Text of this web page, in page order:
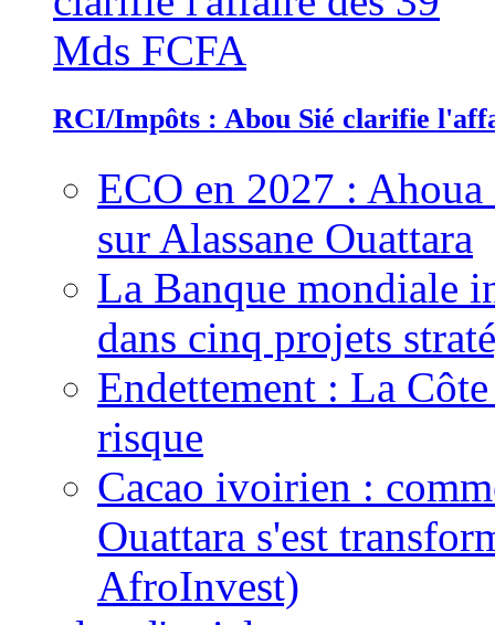
RCI/Impôts : Abou Sié clarifie
ECO en 2027 :
sur Alassane Ouattara
La Banque mondiale
dans cinq projets
Endettement : La
risque
Cacao ivoirien :
Ouattara s'est
AfroInvest)